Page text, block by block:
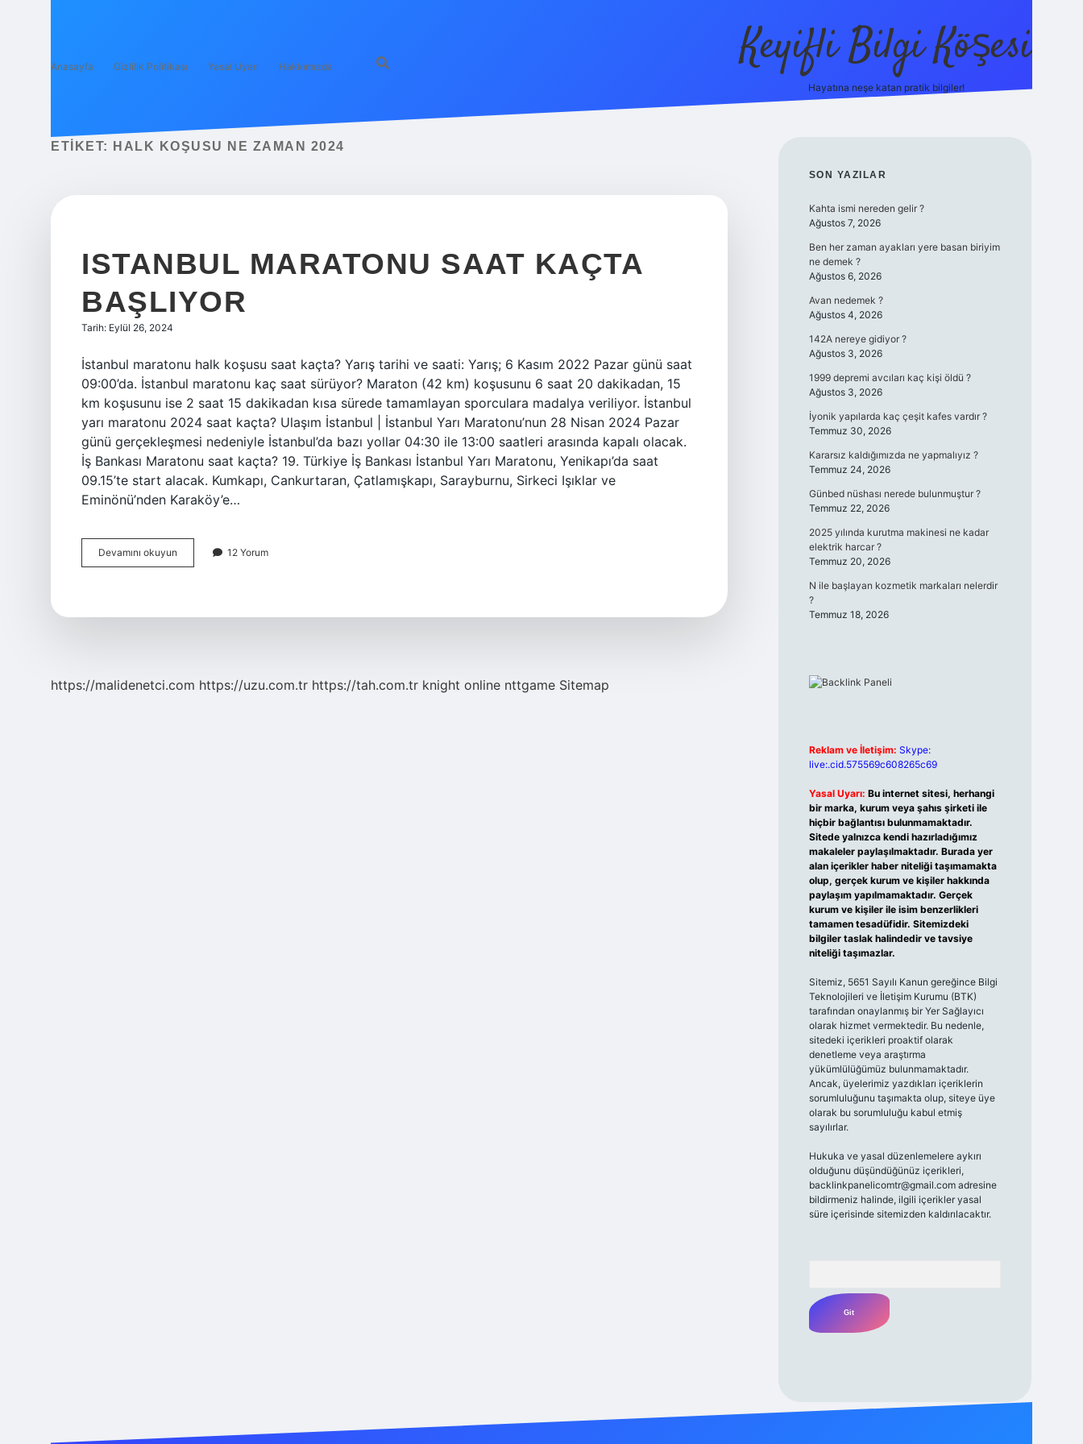
Anasayfa Gizlilik Politikası Yasal Uyarı Hakkımızda Keyifli Bilgi Köşesi
Hayatına neşe katan pratik bilgiler!
ETIKET: HALK KOŞUSU NE ZAMAN 2024
ISTANBUL MARATONU SAAT KAÇTA
BAŞLIYOR
Tarih: Eylül 26, 2024
İstanbul maratonu halk koşusu saat kaçta? Yarış tarihi ve saati: Yarış; 6 Kasım 2022 Pazar günü saat
09:00’da. İstanbul maratonu kaç saat sürüyor? Maraton (42 km) koşusunu 6 saat 20 dakikadan, 15
km koşusunu ise 2 saat 15 dakikadan kısa sürede tamamlayan sporculara madalya veriliyor. İstanbul
yarı maratonu 2024 saat kaçta? Ulaşım İstanbul | İstanbul Yarı Maratonu’nun 28 Nisan 2024 Pazar
günü gerçekleşmesi nedeniyle İstanbul’da bazı yollar 04:30 ile 13:00 saatleri arasında kapalı olacak.
İş Bankası Maratonu saat kaçta? 19. Türkiye İş Bankası İstanbul Yarı Maratonu, Yenikapı’da saat
09.15’te start alacak. Kumkapı, Cankurtaran, Çatlamışkapı, Sarayburnu, Sirkeci Işıklar ve
Eminönü’nden Karaköy’e…
Devamını okuyun
Maratonu
12 Yorum
https://malidenetci.com https://uzu.com.tr https://tah.com.tr knight online nttgame Sitemap
SIDEBAR
SON YAZILAR
Kahta ismi nereden gelir ?
Ağustos 7, 2026
Ben her zaman ayakları yere basan biriyim
ne demek ?
Ağustos 6, 2026
Avan nedemek ?
Ağustos 4, 2026
142A nereye gidiyor ?
Ağustos 3, 2026
1999 depremi avcıları kaç kişi öldü ?
Ağustos 3, 2026
İyonik yapılarda kaç çeşit kafes vardır ?
Temmuz 30, 2026
Kararsız kaldığımızda ne yapmalıyız ?
Temmuz 24, 2026
Günbed nüshası nerede bulunmuştur ?
Temmuz 22, 2026
2025 yılında kurutma makinesi ne kadar
elektrik harcar ?
Temmuz 20, 2026
N ile başlayan kozmetik markaları nelerdir
?
Temmuz 18, 2026
Reklam ve İletişim: Skype:
live:.cid.575569c608265c69
Yasal Uyarı: Bu internet sitesi, herhangi
bir marka, kurum veya şahıs şirketi ile
hiçbir bağlantısı bulunmamaktadır.
Sitede yalnızca kendi hazırladığımız
makaleler paylaşılmaktadır. Burada yer
alan içerikler haber niteliği taşımamakta
olup, gerçek kurum ve kişiler hakkında
paylaşım yapılmamaktadır. Gerçek
kurum ve kişiler ile isim benzerlikleri
tamamen tesadüfidir. Sitemizdeki
bilgiler taslak halindedir ve tavsiye
niteliği taşımazlar.
Sitemiz, 5651 Sayılı Kanun gereğince Bilgi
Teknolojileri ve İletişim Kurumu (BTK)
tarafından onaylanmış bir Yer Sağlayıcı
olarak hizmet vermektedir. Bu nedenle,
sitedeki içerikleri proaktif olarak
denetleme veya araştırma
yükümlülüğümüz bulunmamaktadır.
Ancak, üyelerimiz yazdıkları içeriklerin
sorumluluğunu taşımakta olup, siteye üye
olarak bu sorumluluğu kabul etmiş
sayılırlar.
Hukuka ve yasal düzenlemelere aykırı
olduğunu düşündüğünüz içerikleri,
backlinkpanelicomtr@gmail.comadresine
bildirmeniz halinde, ilgili içerikler yasal
süre içerisinde sitemizden kaldırılacaktır.